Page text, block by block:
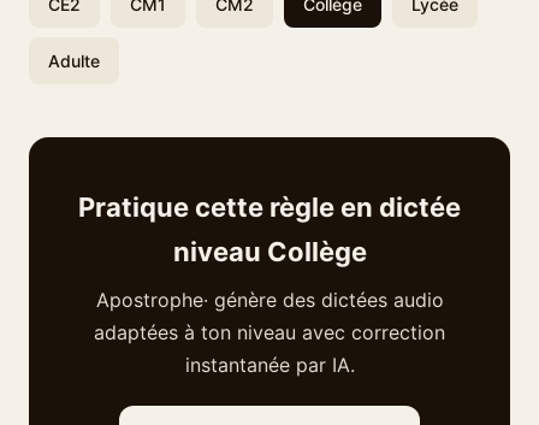
CE2 CM1 CM2 Collège Lycée
Adulte
Pratique cette règle en dictée
niveau Collège
Apostrophe· génère des dictées audio
adaptées à ton niveau avec correction
instantanée par IA.